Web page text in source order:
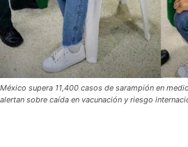
México supera 11,400 casos de sarampión en
alertan sobre caída en vacunación y riesgo